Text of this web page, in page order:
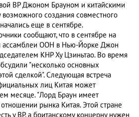
BP Джоном Брауном и китайскими
создания совместного
еще в сентябре.
сообщают, что в сентябре на
ассамблеи ООН в Нью-Йорке Джон
КНР Ху Цзиньтао. Во время
"несколько основных
сделкой". Следующая встреча
лиц Китая может
месяце. "Лорд Браун имеет
рынка Китая. Этой стране
у BP, а британскому концерну нужен